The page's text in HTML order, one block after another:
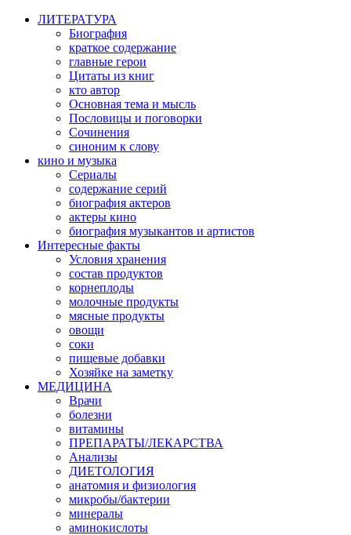
ЛИТЕРАТУРА
Биография
краткое содержание
главные герои
Цитаты из книг
кто автор
Основная тема и мысль
Пословицы и поговорки
Сочинения
синоним к слову
кино и музыка
Сериалы
содержание серий
биография актеров
актеры кино
биография музыкантов и артистов
Интересные факты
Условия хранения
состав продуктов
корнеплоды
молочные продукты
мясные продукты
овощи
соки
пищевые добавки
Хозяйке на заметку
МЕДИЦИНА
Врачи
болезни
витамины
ПРЕПАРАТЫ/ЛЕКАРСТВА
Анализы
ДИЕТОЛОГИЯ
анатомия и физиология
микробы/бактерии
минералы
аминокислоты